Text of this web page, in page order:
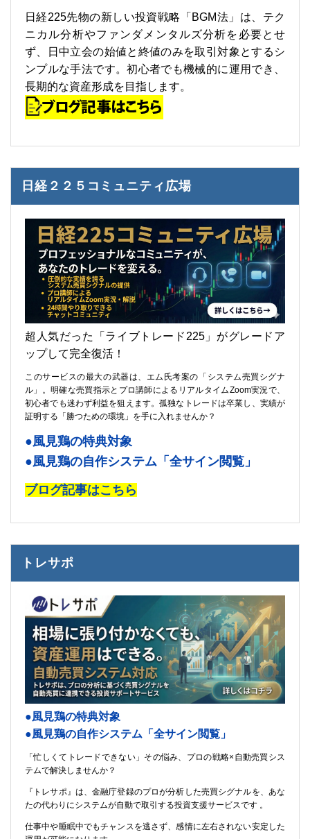
日経225先物の新しい投資戦略「BGM法」は、テク
ニカル分析やファンダメンタルズ分析を必要とせ
ず、日中立会の始値と終値のみを取引対象とするシ
ンプルな手法です。初心者でも機械的に運用でき、
長期的な資産形成を目指します。
日経２２５コミュニティ広場
超人気だった「ライブトレード225」がグレードア
ップして完全復活！
このサービスの最大の武器は、エム氏考案の「システム売買シグナ
ル」。明確な売買指示とプロ講師によるリアルタイムZoom実況で、
初心者でも迷わず利益を狙えます。孤独なトレードは卒業し、実績が
証明する「勝つための環境」を手に入れませんか？
●風見鶏の特典対象
●風見鶏の自作システム「全サイン閲覧」
ブログ記事はこちら
トレサポ
●風見鶏の特典対象
●風見鶏の自作システム「全サイン閲覧」
「忙しくてトレードできない」その悩み、プロの戦略×自動売買シス
テムで解決しませんか？
『トレサポ』は、金融庁登録のプロが分析した売買シグナルを、あな
たの代わりにシステムが自動で取引する投資支援サービスです 。
仕事中や睡眠中でもチャンスを逃さず、感情に左右されない安定した